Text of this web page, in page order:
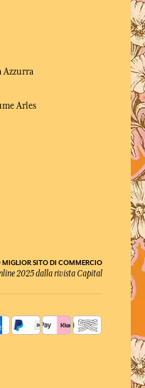
Azzurra
Arles
MIGLIOR SITO DI COMMERCIO
2025 dalla rivista Capital